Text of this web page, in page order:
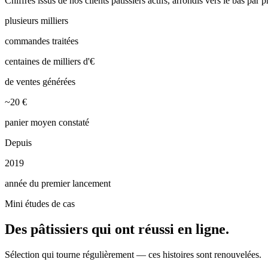
plusieurs milliers
commandes traitées
centaines de milliers d'€
de ventes générées
~20 €
panier moyen constaté
Depuis
2019
année du premier lancement
Mini études de cas
Des pâtissiers qui ont réussi en ligne.
Sélection qui tourne régulièrement — ces histoires sont renouvelées.